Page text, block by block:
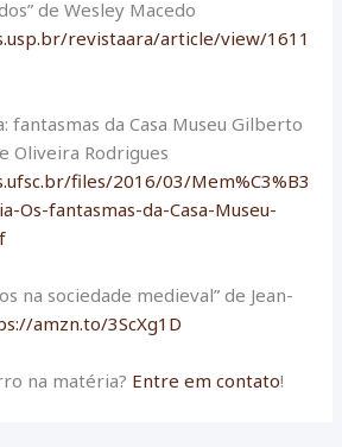
de Wesley Macedo
revistaara/article/view/1611
fantasmas da Casa Museu Gilberto
Oliveira Rodrigues
files/2016/03/Mem%C3%B3
Os-fantasmas-da-Casa-Museu-
na sociedade medieval” de Jean-
amzn.to/3ScXg1D
na matéria? Entre em contato!